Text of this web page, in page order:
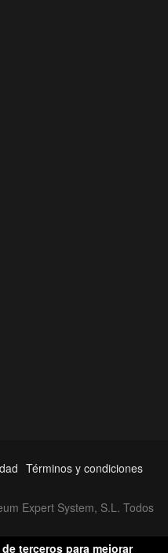
Términos y condiciones
Expert System, S.L. Todos
terceros para mejorar